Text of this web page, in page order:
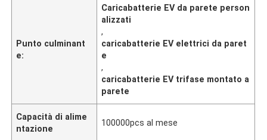
Punto culminant
e:
Caricabatterie EV da parete person
alizzati
,
caricabatterie EV elettrici da paret
e
,
caricabatterie EV trifase montato a
parete
Capacità di alime
ntazione
100000pcs al mese